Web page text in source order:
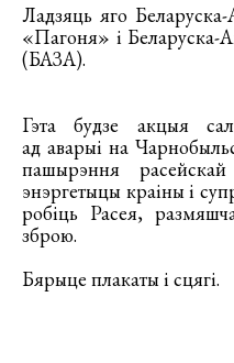
Ладзяць яго
«Пагоня» і Беларуска-
(БАЗА).
Гэта будзе акцыя
ад аварыі на
пашырэння
энэргетыцы краіны і
робіць Расея,
зброю.
Бярыце плакаты і сцягі.